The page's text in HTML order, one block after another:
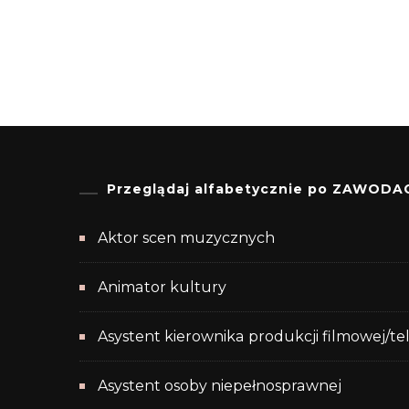
Przeglądaj alfabetycznie po
Aktor scen muzycznych
Animator kultury
Asystent kierownika produkcji filmowej/
Asystent osoby niepełnosprawnej